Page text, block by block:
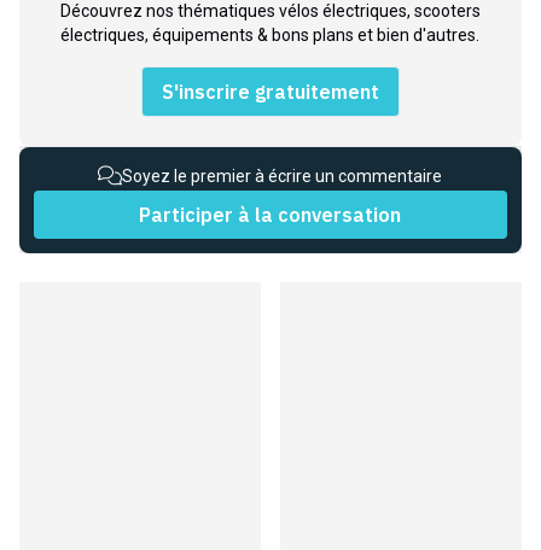
Découvrez nos thématiques vélos électriques, scooters
électriques, équipements & bons plans et bien d'autres.
S'inscrire gratuitement
Soyez le premier à écrire un commentaire
Participer à la conversation